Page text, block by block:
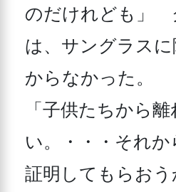
のだけれども」
は、サングラス
からなかった。
「子供たちから
い。・・・それ
証明してもらお